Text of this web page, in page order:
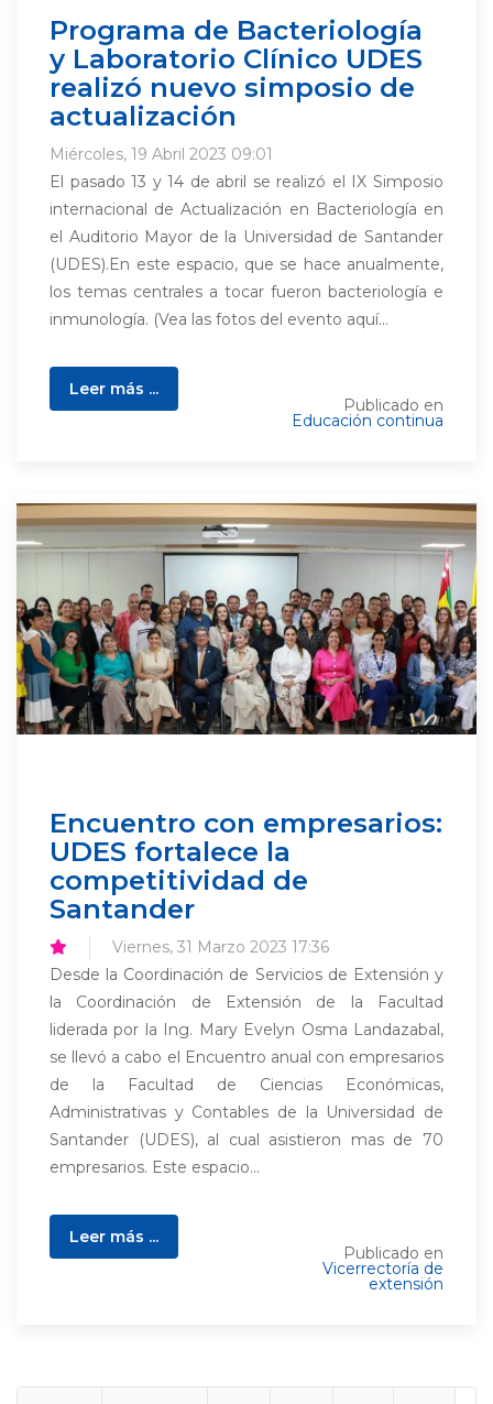
Programa de Bacteriología
y Laboratorio Clínico UDES
realizó nuevo simposio de
actualización
Miércoles, 19 Abril 2023 09:01
El pasado 13 y 14 de abril se realizó el IX Simposio
internacional de Actualización en Bacteriología en
el Auditorio Mayor de la Universidad de Santander
(UDES).En este espacio, que se hace anualmente,
los temas centrales a tocar fueron bacteriología e
inmunología. (Vea las fotos del evento aquí...
Leer más ...
Publicado en
Educación continua
Encuentro con empresarios:
UDES fortalece la
competitividad de
Santander
Viernes, 31 Marzo 2023 17:36
Desde la Coordinación de Servicios de Extensión y
la Coordinación de Extensión de la Facultad
liderada por la Ing. Mary Evelyn Osma Landazabal,
se llevó a cabo el Encuentro anual con empresarios
de la Facultad de Ciencias Económicas,
Administrativas y Contables de la Universidad de
Santander (UDES), al cual asistieron mas de 70
empresarios. Este espacio...
Leer más ...
Publicado en
Vicerrectoría de
extensión